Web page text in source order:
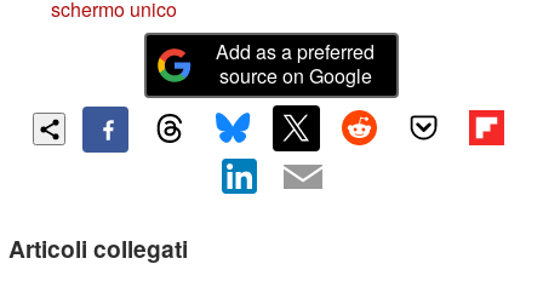
schermo unico
Add as a preferred
source on Google
Articoli collegati